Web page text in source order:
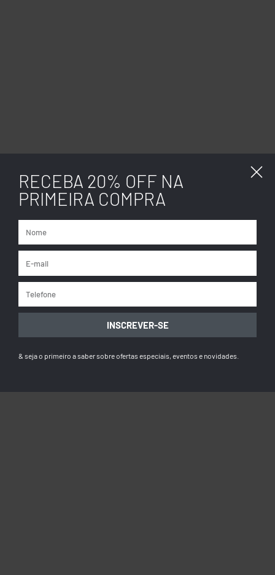
RECEBA 20% OFF NA
PRIMEIRA COMPRA
INSCREVER-SE
& seja o primeiro a saber sobre ofertas especiais, eventos e novidades.